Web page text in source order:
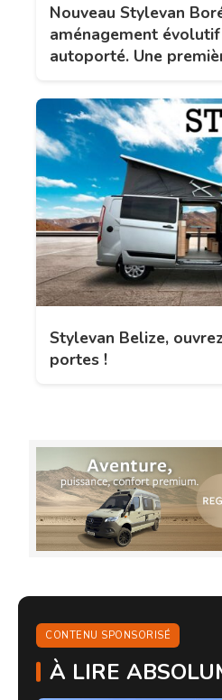
Nouveau Stylevan
aménagement
autoporté. Une
Stylevan Belize,
portes !
CONTENU SPONSORISÉ
À LIRE